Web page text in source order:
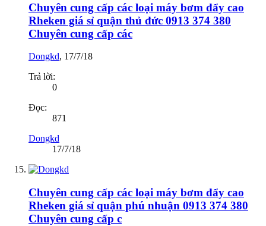
Chuyên cung cấp các loại máy bơm đẩy cao
Rheken giá sỉ quận thủ đức 0913 374 380
Chuyên cung cấp các
Dongkd, 17/7/18
Trả lời:
0
Đọc:
871
Dongkd
17/7/18
Chuyên cung cấp các loại máy bơm đẩy cao
Rheken giá sỉ quận phú nhuận 0913 374 380
Chuyên cung cấp c